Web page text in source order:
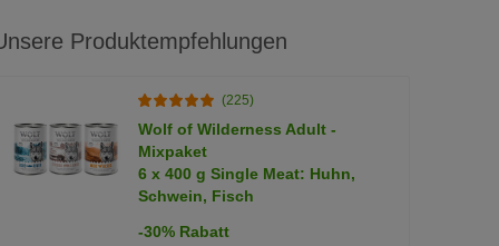
Produktempfehlungen
(225)
Wolf of Wilderness Adult -
Mixpaket
6 x 400 g Single Meat: Huhn,
Schwein, Fisch
-30% Rabatt